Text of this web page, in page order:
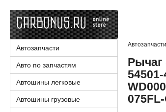
Автозапчасти
Рычаг
Автозапчасти
Авто по запчастям
Автошины легковые
Автошины грузовые